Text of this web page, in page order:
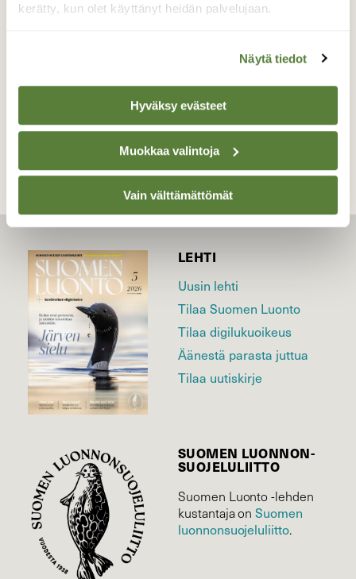
kerätty, kun olet käyttänyt heidän palvelujaan.
Näytä tiedot
Hyväksy evästeet
Muokkaa valintoja
Vain välttämättömät
TAKAISIN LISTAAN
LEHTI
Uusin lehti
Tilaa Suomen Luonto
Tilaa digilukuoikeus
Äänestä parasta juttua
Tilaa uutiskirje
SUOMEN LUONNON­
SUOJELU­LIITTO
Suomen Luonto -lehden
kustantaja onSuomen
luonnonsuojelu­liitto.